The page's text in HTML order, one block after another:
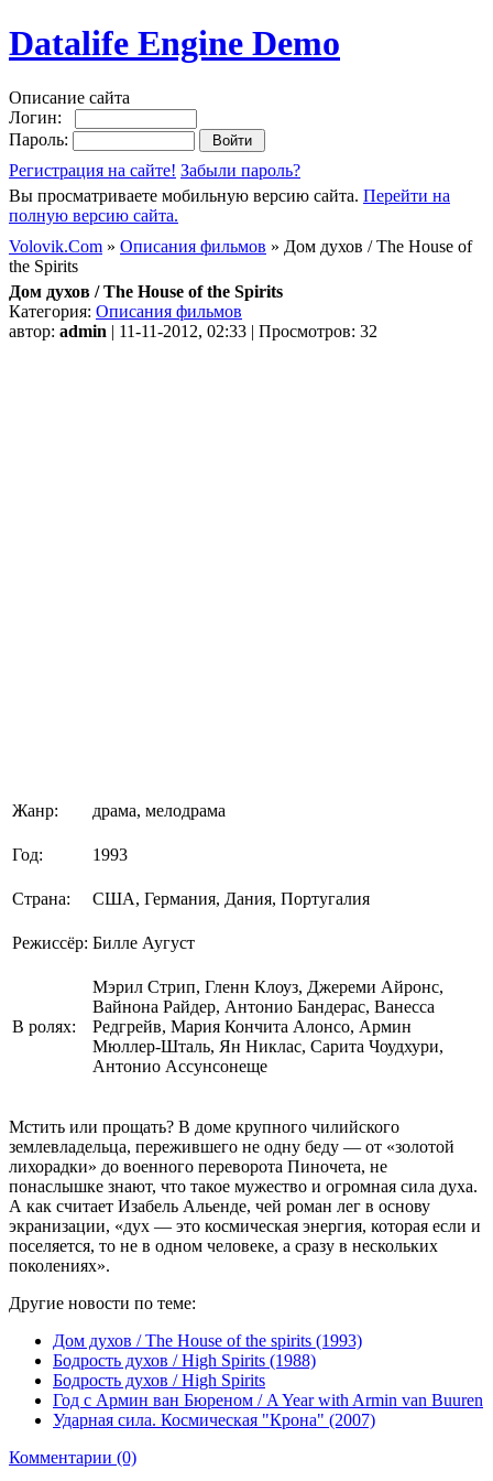
Datalife Engine Demo
Описание сайта
Логин:
Пароль:
Регистрация на сайте! Забыли пароль?
Вы просматриваете мобильную версию сайта. Перейти на
полную версию сайта.
Volovik.Com » Описания фильмов » Дом духов / The House of
the Spirits
Дом духов / The House of the Spirits
Категория: Описания фильмов
автор: admin | 11-11-2012, 02:33 | Просмотров: 32
Жанр: драма, мелодрама
Год: 1993
Страна: США, Германия, Дания, Португалия
Режиссёр: Билле Аугуст
В ролях:
Мэрил Стрип, Гленн Клоуз, Джереми Айронс,
Вайнона Райдер, Антонио Бандерас, Ванесса
Редгрейв, Мария Кончита Алонсо, Армин
Мюллер-Шталь, Ян Никлас, Сарита Чоудхури,
Антонио Ассунсонеще
Мстить или прощать? В доме крупного чилийского
землевладельца, пережившего не одну беду — от «золотой
лихорадки» до военного переворота Пиночета, не
понаслышке знают, что такое мужество и огромная сила духа.
А как считает Изабель Альенде, чей роман лег в основу
экранизации, «дух — это космическая энергия, которая если и
поселяется, то не в одном человеке, а сразу в нескольких
поколениях».
Другие новости по теме:
Дом духов / The House of the spirits (1993)
Бодрость духов / High Spirits (1988)
Бодрость духов / High Spirits
Год с Армин ван Бюреном / A Year with Armin van Buuren
Ударная сила. Космическая "Крона" (2007)
Комментарии (0)